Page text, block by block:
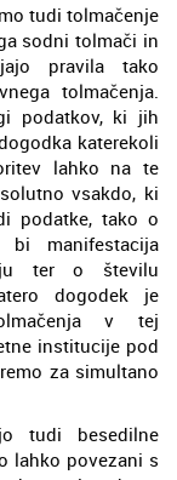
tudi tolmačenje
sodni tolmači in
pravila tako
tolmačenja.
podatkov, ki jih
katerekoli
lahko na te
vsakdo, ki
podatke, tako o
manifestacija
ter o številu
dogodek je
v tej
institucije pod
za simultano
tudi besedilne
lahko povezani s